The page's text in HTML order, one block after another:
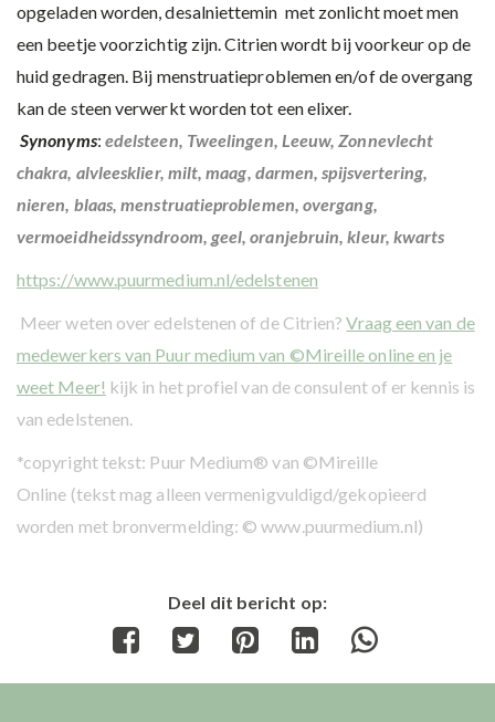
opgeladen worden, desalniettemin met zonlicht moet men
een beetje voorzichtig zijn. Citrien wordt bij voorkeur op de
huid gedragen. Bij menstruatieproblemen en/of de overgang
kan de steen verwerkt worden tot een elixer.
Synonyms: edelsteen, Tweelingen, Leeuw, Zonnevlecht
chakra, alvleesklier, milt, maag, darmen, spijsvertering,
nieren, blaas, menstruatieproblemen, overgang,
vermoeidheidssyndroom, geel, oranjebruin, kleur, kwarts
https://www.puurmedium.nl/edelstenen
Meer weten over edelstenen of de Citrien?Vraag een van de
medewerkers van Puur medium van ©Mireille online en je
weet Meer! kijk in het profiel van de consulent of er kennis is
van edelstenen.
*copyright tekst: Puur Medium® van ©Mireille
Online (tekst mag alleen vermenigvuldigd/gekopieerd
worden met bronvermelding: © www.puurmedium.nl)
Deel dit bericht op:
Share
Share
Share
Share